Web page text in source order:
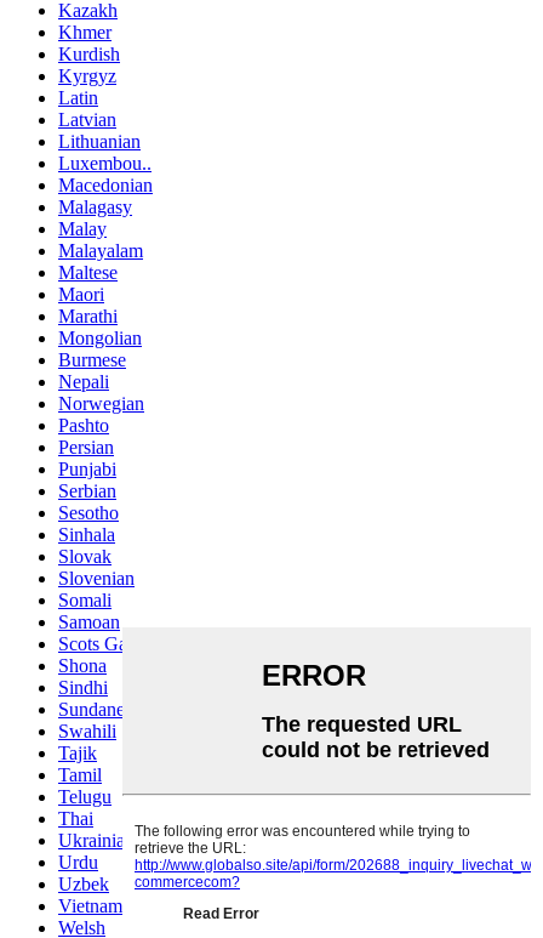
Kazakh
Khmer
Kurdish
Kyrgyz
Latin
Latvian
Lithuanian
Luxembou..
Macedonian
Malagasy
Malay
Malayalam
Maltese
Maori
Marathi
Mongolian
Burmese
Nepali
Norwegian
Pashto
Persian
Punjabi
Serbian
Sesotho
Sinhala
Slovak
Slovenian
Somali
Samoan
Scots Gaelic
Shona
Sindhi
Sundanese
Swahili
Tajik
Tamil
Telugu
Thai
Ukrainian
Urdu
Uzbek
Vietnamese
Welsh